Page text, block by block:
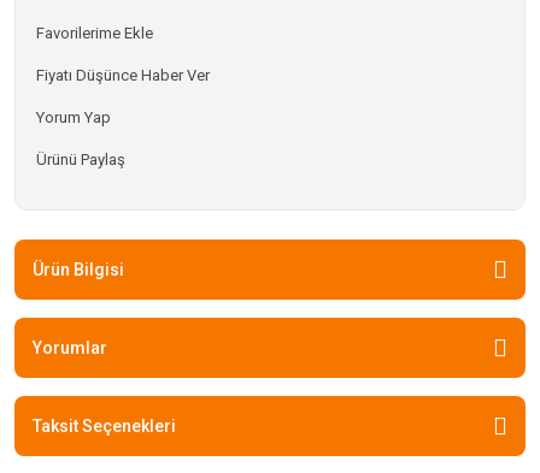
Fiyatı Düşünce Haber Ver
Yorum Yap
Ürünü Paylaş
Ürün Bilgisi
Yorumlar
Taksit Seçenekleri